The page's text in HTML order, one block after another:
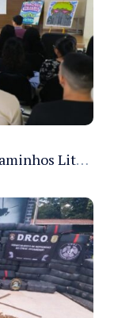
Sejusc participa da 5ª edição do Caminhos Literários com foco na cultura hip-hop nas unidades socioeducativas